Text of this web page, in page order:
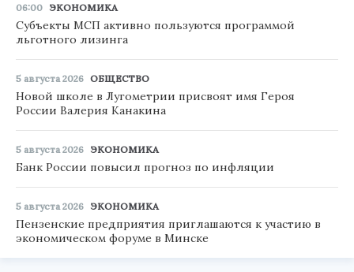
06:00 ЭКОНОМИКА
Субъекты МСП активно пользуются программой
льготного лизинга
5 августа 2026 ОБЩЕСТВО
Новой школе в Лугометрии присвоят имя Героя
России Валерия Канакина
5 августа 2026 ЭКОНОМИКА
Банк России повысил прогноз по инфляции
5 августа 2026 ЭКОНОМИКА
Пензенские предприятия приглашаются к участию в
экономическом форуме в Минске